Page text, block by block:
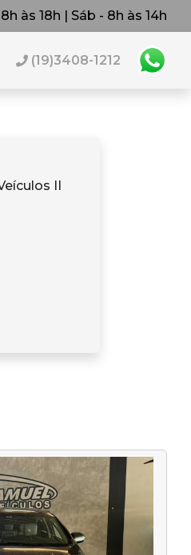
às 18h | Sáb - 8h às 14h
(19)3408-1212
II